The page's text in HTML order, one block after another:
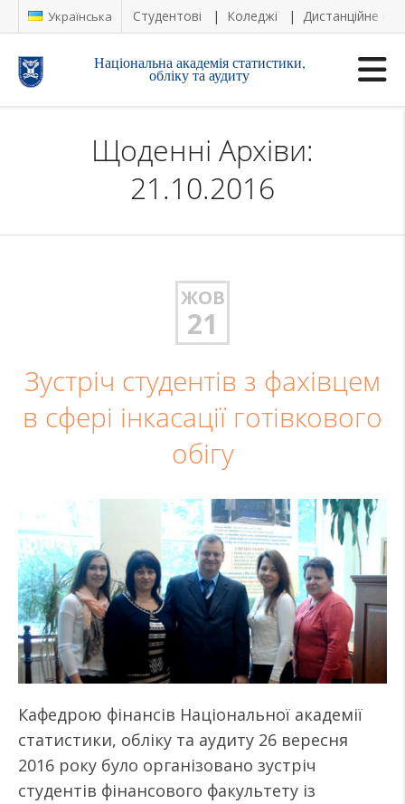
Українська Студентові Коледжі Дистанційне
Національна академія статистики,
обліку та аудиту
Щоденні Архіви:
21.10.2016
ЖОВ
21
Зустріч студентів з фахівцем
в сфері інкасації готівкового
обігу
Кафедрою фінансів Національної академії
статистики, обліку та аудиту 26 вересня
2016 року було організовано зустріч
студентів фінансового факультету із